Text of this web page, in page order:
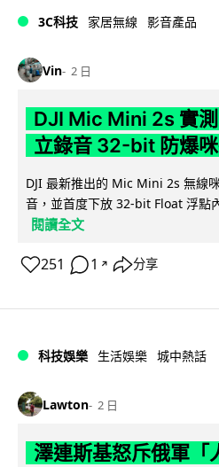
3C科技 家居無線 影音產品
Vin 2 日
DJI Mic Mini 2s 實
立錄音 32-bit 防爆
DJI 最新推出的 Mic Mini 2s 無線
音，並首度下放 32-bit Float 浮點
閱讀全文
251 1 ↗ 分享
科技娛樂 生活娛樂 城中熱話
Lawton 2 日
澤連斯基怒斥俄軍「